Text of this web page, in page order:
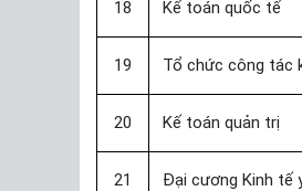
18 Kế toán quốc tế
19 Tổ chức công tác
20 Kế toán quản trị
21 Đại cương Kinh tế